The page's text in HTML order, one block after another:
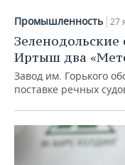
Промышленность 27
Зеленодольские
Иртыш два
Завод им. Горького
поставке речных